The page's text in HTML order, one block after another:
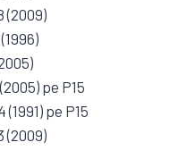
(2009)
pe P15
pe P15
(2009)